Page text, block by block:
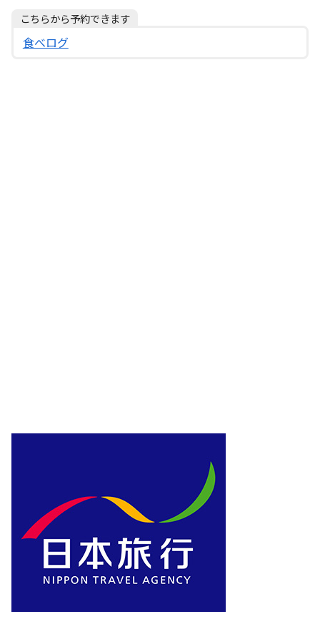
こちらから予約できます
食べログ